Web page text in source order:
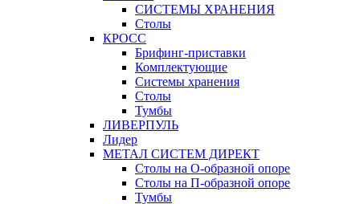
СИСТЕМЫ ХРАНЕНИЯ
Столы
КРОСС
Брифинг-приставки
Комплектующие
Системы хранения
Столы
Тумбы
ЛИВЕРПУЛЬ
Лидер
МЕТАЛ СИСТЕМ ДИРЕКТ
Столы на О-образной опоре
Столы на П-образной опоре
Тумбы